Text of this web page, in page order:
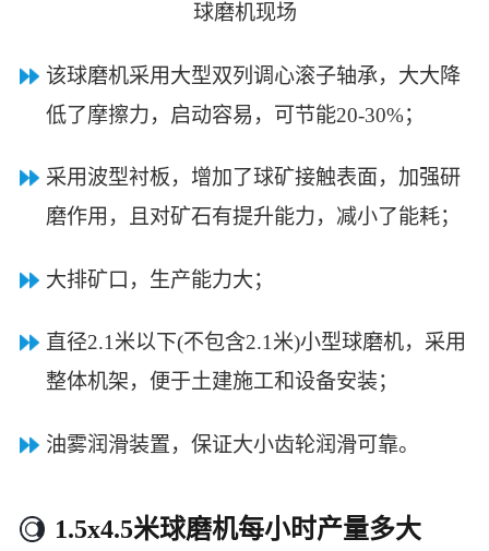
球磨机现场
该球磨机采用大型双列调心滚子轴承，大大降
低了摩擦力，启动容易，可节能20-30%；
采用波型衬板，增加了球矿接触表面，加强研
磨作用，且对矿石有提升能力，减小了能耗；
大排矿口，生产能力大；
直径2.1米以下(不包含2.1米)小型球磨机，采用
整体机架，便于土建施工和设备安装；
油雾润滑装置，保证大小齿轮润滑可靠。
1.5x4.5米球磨机每小时产量多大